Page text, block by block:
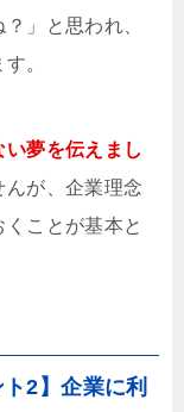
」と思われ、
。
夢を伝えまし
んが、企業理念
ことが基本と
2】企業に利